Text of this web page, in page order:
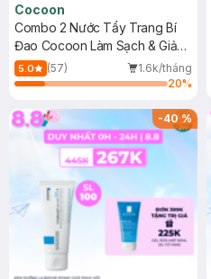
Cocoon
Combo 2 Nước Tẩy Trang Bí
Đao Cocoon Làm Sạch & Giảm
Dầu 500ml
5.0 (57)
1.6k/tháng
20%
-40%